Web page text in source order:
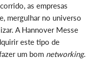
as empresas
mergulhar no universo
A Hannover Messe
este tipo de
um bom networking.